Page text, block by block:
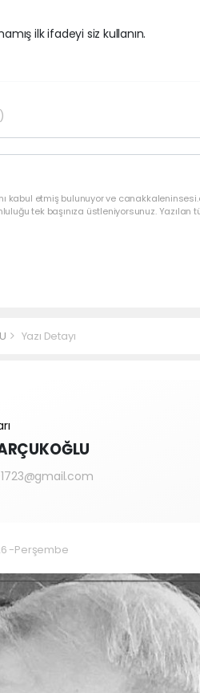
ilk ifadeyi siz kullanın.
kabul etmiş bulunuyor ve
tek başınıza üstleniyorsunuz.
Yazı Detayı
-Perşembe